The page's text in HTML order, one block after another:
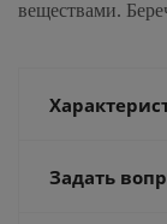
веществами.
Задать